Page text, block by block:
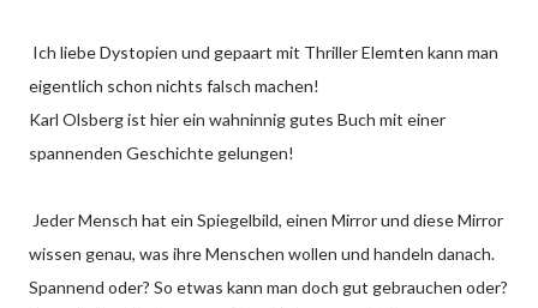
Ich liebe Dystopien und gepaart mit Thriller Elemten kann man
eigentlich schon nichts falsch machen!
Karl Olsberg ist hier ein wahninnig gutes Buch mit einer
spannenden Geschichte gelungen!
Jeder Mensch hat ein Spiegelbild, einen Mirror und diese Mirror
wissen genau, was ihre Menschen wollen und handeln danach.
Spannend oder? So etwas kann man doch gut gebrauchen oder?